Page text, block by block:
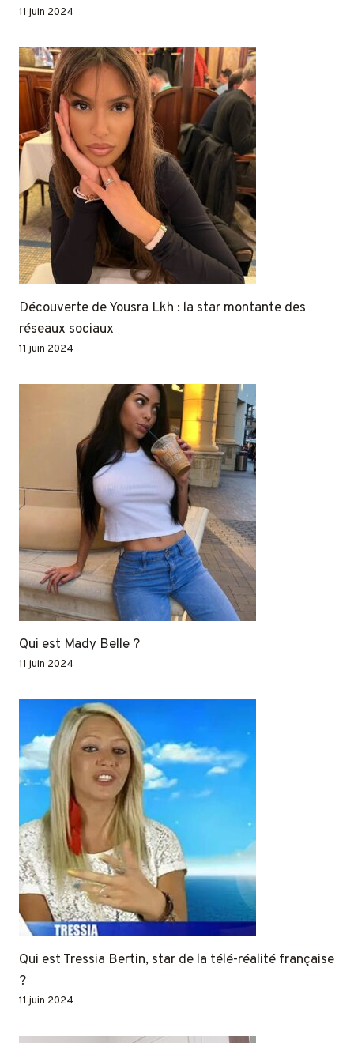
11 juin 2024
Découverte de Yousra Lkh : la star montante des
réseaux sociaux
11 juin 2024
Qui est Mady Belle ?
11 juin 2024
Qui est Tressia Bertin, star de la télé-réalité française
?
11 juin 2024